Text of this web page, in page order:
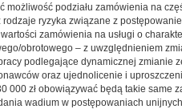
podziału zamówienia na
ryzyka związane z
zamówienia na usługi o
obrotowego – z uwzględnieniem
podlegające dynamicznej
oraz ujednolicenie i
000 zł obowiązywać będą takie
wadium w postępowaniach